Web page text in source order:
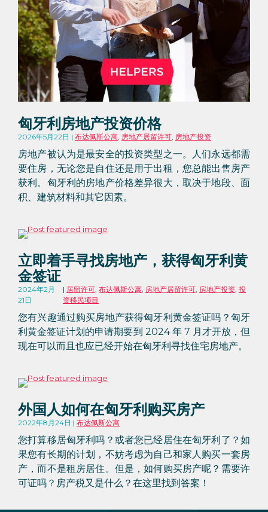
匈牙利房地产投资价格
2026年5月22日 布达佩斯公寓, 房地产居留许可, 房地产投资
房地产被认为是最安全的投资类型之一。人们永远都需
要住房，无论您是自住还是用于出租，您总能出售房产
获利。匈牙利的房地产价格差异很大，取决于地段、面
积、建筑材料和其它因素。
立即着手寻找房地产，获得匈牙利黄
金签证
2024年2月
21日
居留许可, 布达佩斯公寓, 房地产居留许可, 房地产投资, 投
资移民项目
您有兴趣通过购买房地产获得匈牙利黄金签证吗？匈牙
利黄金签证计划的申请期要到 2024 年 7 月才开放，但
现在可以而且也应已经开始在匈牙利寻找住宅房地产。
外国人如何在匈牙利购买房产
2022年8月24日 布达佩斯公寓
您打算移居匈牙利吗？或者您已经居住在匈牙利了？如
果您有长期的计划，不妨考虑为自己和家人购买一套房
产，而不是租房居住。但是，如何购买房产呢？需要许
可证吗？房产税又是什么？在这里找到答案！